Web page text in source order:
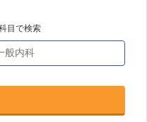
目で検索